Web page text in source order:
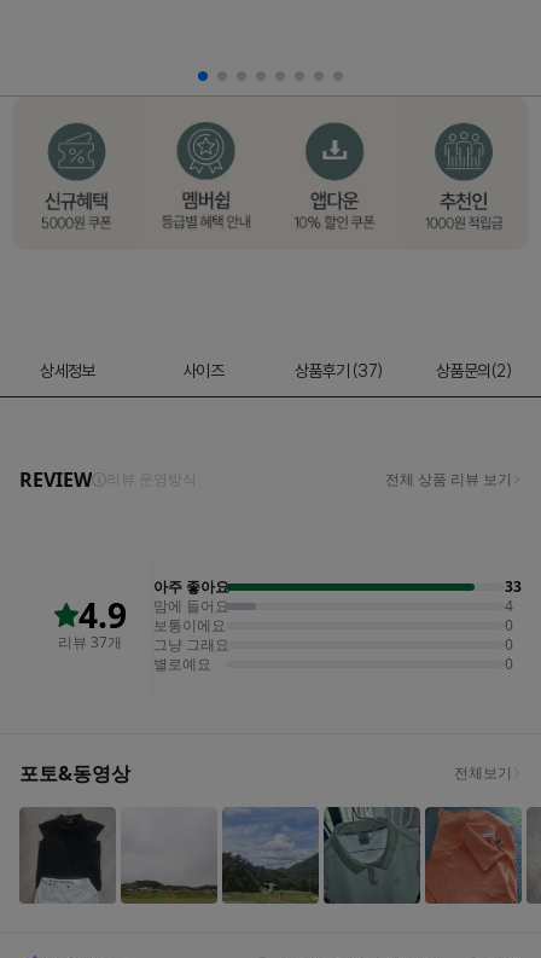
상세정보 사이즈 상품후기 (37) 상품문의(2)